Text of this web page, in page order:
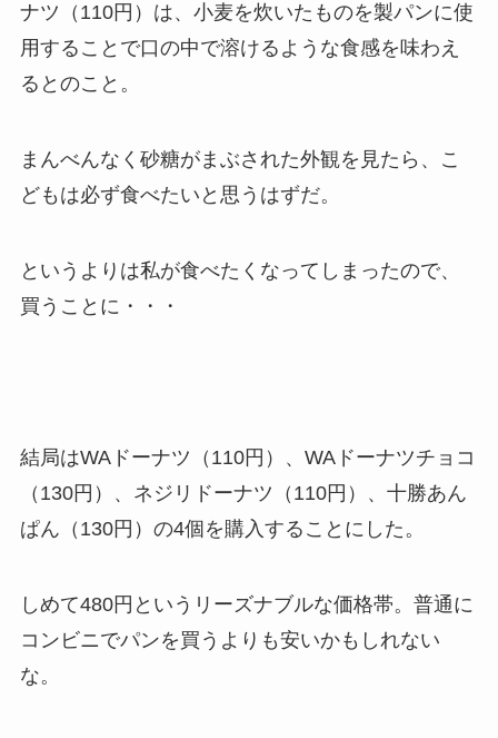
ナツ（110円）は、小麦を炊いたものを製パンに使
用することで口の中で溶けるような食感を味わえ
るとのこと。
まんべんなく砂糖がまぶされた外観を見たら、こ
どもは必ず食べたいと思うはずだ。
というよりは私が食べたくなってしまったので、
買うことに・・・
結局はWAドーナツ（110円）、WAドーナツチョコ
（130円）、ネジリドーナツ（110円）、十勝あん
ぱん（130円）の4個を購入することにした。
しめて480円というリーズナブルな価格帯。普通に
コンビニでパンを買うよりも安いかもしれない
な。